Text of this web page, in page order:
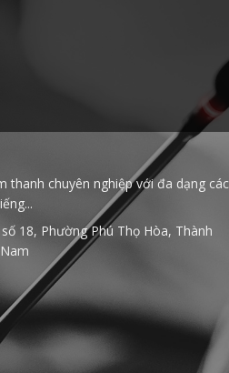
thanh chuyên nghiệp với đa dạng các
18, Phường Phú Thọ Hòa, Thành